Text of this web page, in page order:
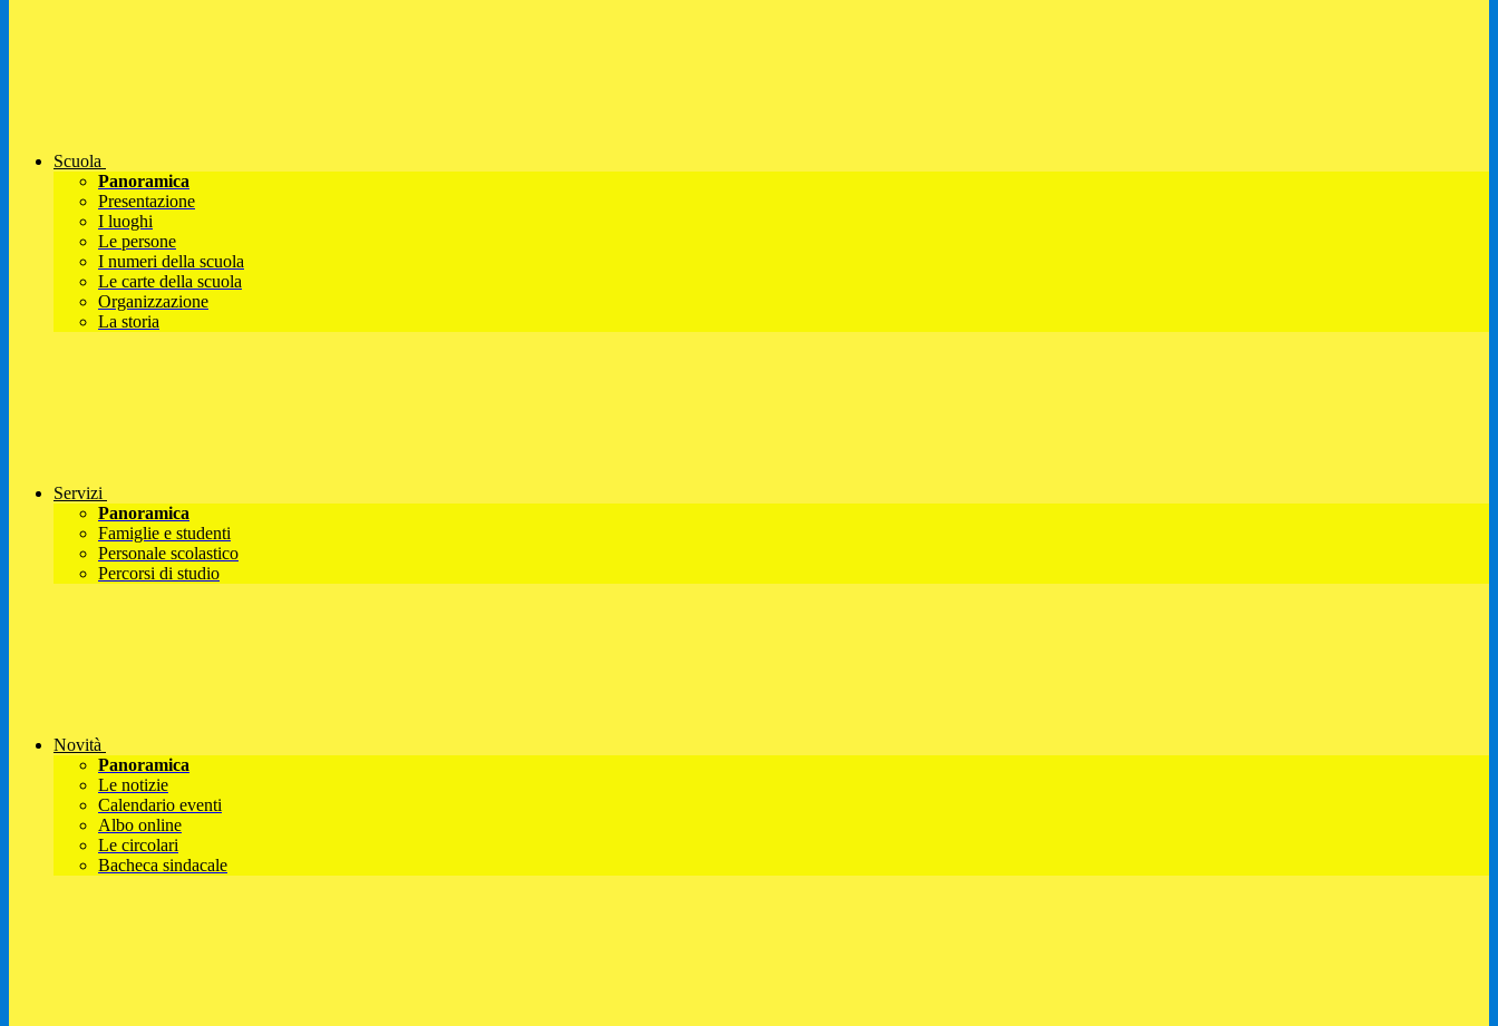
Scuola
Panoramica
Presentazione
I luoghi
Le persone
I numeri della scuola
Le carte della scuola
Organizzazione
La storia
Servizi
Panoramica
Famiglie e studenti
Personale scolastico
Percorsi di studio
Novità
Panoramica
Le notizie
Calendario eventi
Albo online
Le circolari
Bacheca sindacale